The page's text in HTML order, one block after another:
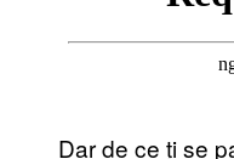
Dar de ce ți se